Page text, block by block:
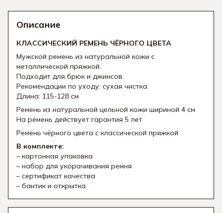
Описание
КЛАССИЧЕСКИЙ РЕМЕНЬ ЧЁРНОГО ЦВЕТА
Мужской ремень из натуральной кожи с
металлической пряжкой.
Подходит для брюк и джинсов.
Рекомендации по уходу: сухая чистка.
Длина: 115-128 см
Ремень из натуральной цельной кожи шириной 4 см
На ремень действует гарантия 5 лет
Ремень чёрного цвета с классической пряжкой
В комплекте:
– картонная упаковка
– набор для укорачивания ремня
– сертификат качества
– бантик и открытка